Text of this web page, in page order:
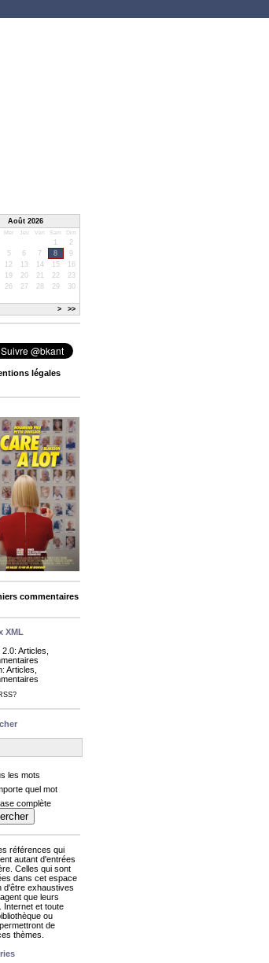
Août 2026
Mer Jeu Ven Sam Dim
> >>
1
2
5 6 7 8
9
12 13 14 15
16
19 20 21 22
23
26 27 28 29
30
légales
commentaires
XML
2.0:Articles,
Articles,
les mots
quel mot
complète
références qui
autant d'entrées
Celles qui sont
dans cet espace
d'être exhaustives
que leurs
Internet et toute
ou
de
thèmes.